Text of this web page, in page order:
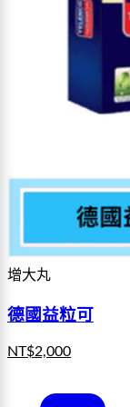
增大丸
德國益粒可
NT$2,000